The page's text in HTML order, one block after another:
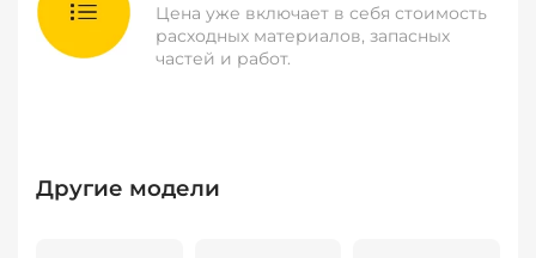
Цена уже включает в себя стоимость
расходных материалов, запасных
частей и работ.
Другие модели